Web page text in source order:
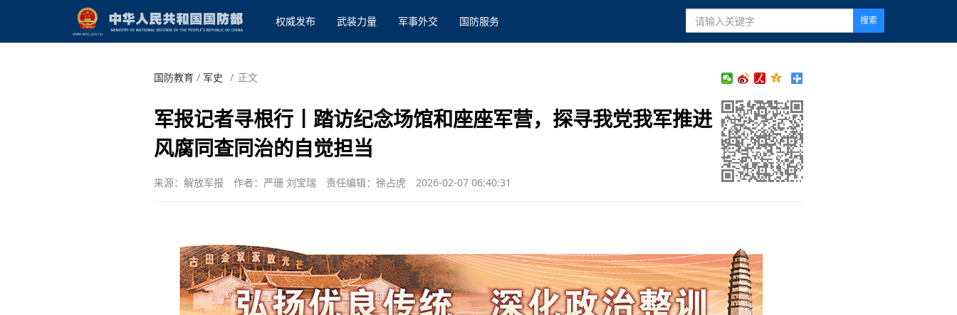
权威发布 武装力量 军事外交 国防服务 搜索
国防教育/ 军史 / 正文
军报记者寻根行丨踏访纪念场馆和座座军营，探寻我党我军推进
风腐同查同治的自觉担当
来源：解放军报 作者：严珊 刘宝瑞 责任编辑：徐占虎 2026-02-07 06:40:31